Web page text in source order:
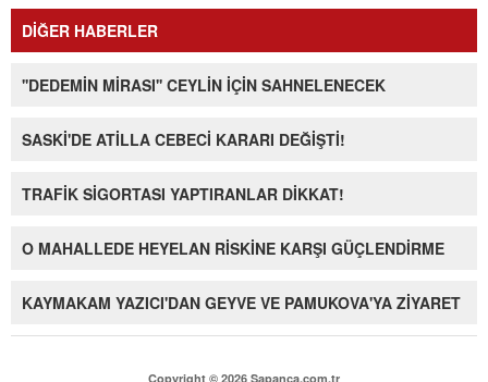
DİĞER HABERLER
''DEDEMİN MİRASI'' CEYLİN İÇİN SAHNELENECEK
SASKİ'DE ATİLLA CEBECİ KARARI DEĞİŞTİ!
TRAFİK SİGORTASI YAPTIRANLAR DİKKAT!
O MAHALLEDE HEYELAN RİSKİNE KARŞI GÜÇLENDİRME
KAYMAKAM YAZICI'DAN GEYVE VE PAMUKOVA'YA ZİYARET
Copyright © 2026 Sapanca.com.tr